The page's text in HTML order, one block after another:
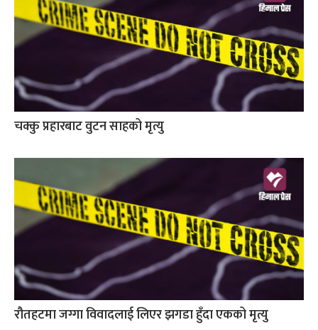
चक्कु प्रहारबाट वुटन साहको मृत्यु
रौतहटमा जग्गा विवादलाई लिएर झगडा हुँदा एकको मृत्यु